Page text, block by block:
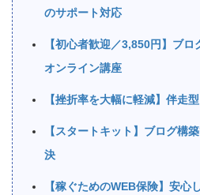
のサポート対応
【初心者歓迎／3,850円】ブ
オンライン講座
【挫折率を大幅に軽減】伴走
【スタートキット】ブログ構
決
【稼ぐためのWEB保険】安心